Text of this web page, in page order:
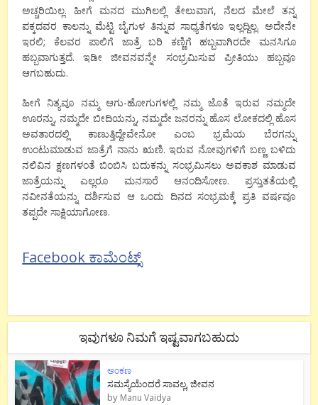
ಅಚ್ಚರಿಯಿಲ್ಲ. ಹೀಗೆ ಮನದ ಮುಗಿಲಲ್ಲಿ ತೇಲುವಾಗ, ನೆಲದ ಮೇಲೆ ತನ್ನ
ಪಕ್ಕದವರ ಕಾಲನ್ನು ಮೆಟ್ಟಿ ಬೈಗುಳ ತಿನ್ನುವ ಸಾಧ್ಯತೆಗಳೂ ಇಲ್ಲದ್ದಿಲ್ಲ. ಅದೇನೇ
ಇರಲಿ; ಕೆಲವರ ಪಾಲಿಗೆ ಜಾತ್ರೆ ಬರಿ ಕಣ್ಣಿಗೆ ಹಬ್ಬವಾಗಿರದೇ ಮನಸಿಗೂ
ಹಬ್ಬವಾಗುತ್ತದೆ. ಇಡೀ ಜೀವನವನ್ನೇ ಸಂಭ್ರಮಿಸುವ ಪ್ರೀತಿಯು ಹಬ್ಬವೂ
ಆಗಬಹುದು.
ಹೀಗೆ ನಿತ್ಯವೂ ನಮ್ಮ ಆಗು-ಹೋಗುಗಳಲ್ಲಿ ನಮ್ಮ ಜೊತೆ ಇರುವ ನಮ್ಮದೇ
ಊರನ್ನು, ನಮ್ಮದೇ ಬೀದಿಯನ್ನು, ನಮ್ಮದೇ ಜನರನ್ನು ಹೊಸ ಲೋಕದಲ್ಲಿ ಹೊಸ
ಅವತಾರದಲ್ಲಿ ಕಾಣುತ್ತಿದ್ದೇವೇನೋ ಎಂಬ ಭ್ರಮೆಯ ಬೆರಗನ್ನು
ಉಂಟುಮಾಡುವ ಜಾತ್ರೆಗೆ ನಾನು ಋಣಿ. ಇರುವ ನೋವುಗಳಿಗೆ ಬಣ್ಣ ಬಳಿದು
ನಲಿವಿನ ಕ್ಷಣಗಳಂತೆ ಬಿಂಬಿಸಿ ಬದುಕನ್ನು ಸಂಭ್ರಮಿಸಲು ಅವಕಾಶ ಮಾಡುವ
ಜಾತ್ರೆಯನ್ನು ಎಲ್ಲರೂ ಮನಸಾರೆ ಆನಂದಿಸೋಣ. ಪ್ರಸ್ತುತತೆಯಲ್ಲಿ
ನವೀನತೆಯನ್ನು ದರ್ಶಿಸುವ ಆ ಒಂದು ದಿನದ ಸಂಭ್ರಮಕ್ಕೆ ಪ್ರತಿ ವರ್ಷವೂ
ತಪ್ಪದೇ ಸಾಕ್ಷಿಯಾಗೋಣ.
Facebook ಕಾಮೆಂಟ್ಸ್
ಇವುಗಳೂ ನಿಮಗೆ ಇಷ್ಟವಾಗಬಹುದು
ಅಂಕಣ
ಸಮಸ್ಯೆಯೆಂದರೆ ಸಾವಲ್ಲ, ಜೀವನ
by Manu Vaidya